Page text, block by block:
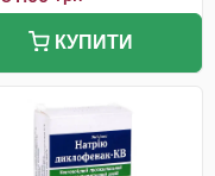
КУПИТИ